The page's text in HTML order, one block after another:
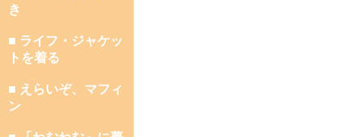
き
■ ライフ・ジャケッ
トを着る
■ えらいぞ、マフィ
ン